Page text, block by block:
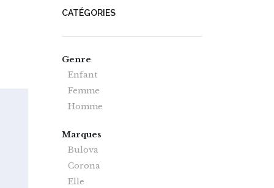
CATÉGORIES
Genre
Enfant
Femme
Homme
Marques
Bulova
Corona
Elle